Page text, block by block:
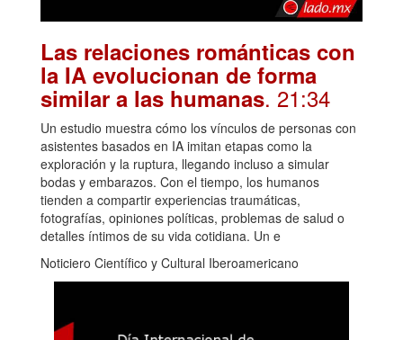
Las relaciones románticas con
la IA evolucionan de forma
similar a las humanas. 21:34
Un estudio muestra cómo los vínculos de personas con
asistentes basados en IA imitan etapas como la
exploración y la ruptura, llegando incluso a simular
bodas y embarazos. Con el tiempo, los humanos
tienden a compartir experiencias traumáticas,
fotografías, opiniones políticas, problemas de salud o
detalles íntimos de su vida cotidiana. Un e
Noticiero Científico y Cultural Iberoamericano